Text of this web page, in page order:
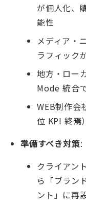
が個人化、
能性
メディア・
ラフィック
地方・ロー
Mode 統合
WEB制作会
位 KPI 終焉
準備すべき対策:
クライアン
ら「ブラン
ント」に再